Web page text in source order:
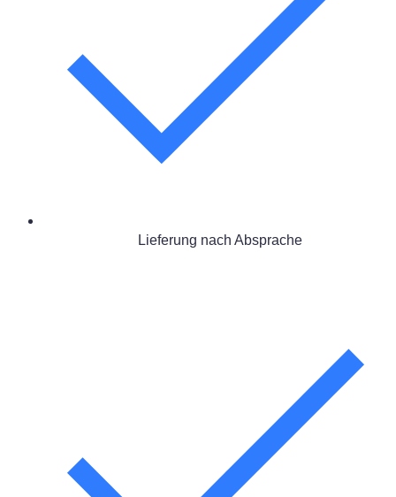
Lieferung nach Absprache